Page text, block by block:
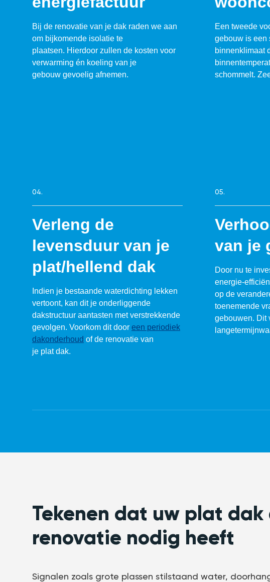
Bij de renovatie van je dak raden we aan
om bijkomende isolatie te
plaatsen. Hierdoor zullen de kosten voor
verwarming én koeling van je
gebouw gevoelig afnemen.
Een tweede
gebouw is een
binnenklimaat
schommelt.
04.
Verleng de
levensduur van je
plat/hellend dak
Indien je bestaande waterdichting lekken
vertoont, kan dit je onderliggende
dakstructuur aantasten met verstrekkende
gevolgen. Voorkom dit door een periodiek
dakonderhoud of de renovatie van
je plat dak.
05.
van je
Door nu te
energie-
op de
toenemende
gebouwen. Dit
Tekenen dat uw plat dak
renovatie nodig heeft
Signalen zoals grote plassen stilstaand water,